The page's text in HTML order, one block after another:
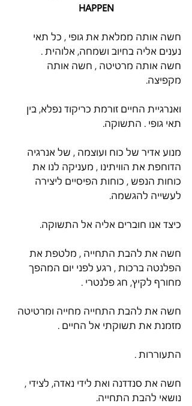
HAPPEN
חשה אותה ממלאת את גופי , כל תאי
נענים אליה בחיוב ושמחה, אלוהית .
חשה אותה מרטיטה , חשה אותה
מקפיצה.
ואנרגיית החיים זורמת כריקוד נפלא, בין
תאי גופי . התשוקה.
מנוע אדיר של כוח ועוצמה , של אנרגיה
הדוחפת את הוויתינו , מעניקה לנו את
כוחות הנפש , כוחות הפיסיים ליצירה
לעשייה להגשמה.
כיצד אנו חוברים אליה אל התשוקה.
חשה את להבת התחייה , מלטפת את
הפלנטה ברכות , רגע לפני יום המהפך
מחורף לקיץ, חג פלנטרי .
חשה את להבת התחייה מחייה ומרטיטה
מזמנת את תשוקתי אל החיים .
התעוררות .
חשה את סנדדנה ואת לידי נאדה, לצידי ,
נושאי להבת התחייה.